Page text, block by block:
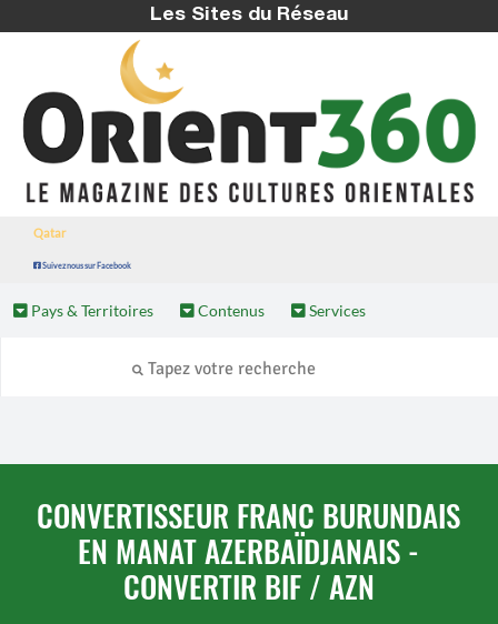
Les Sites du Réseau
Qatar
Suivez nous sur Facebook
Pays & Territoires Contenus Services
CONVERTISSEUR FRANC BURUNDAIS
EN MANAT AZERBAÏDJANAIS -
CONVERTIR BIF / AZN